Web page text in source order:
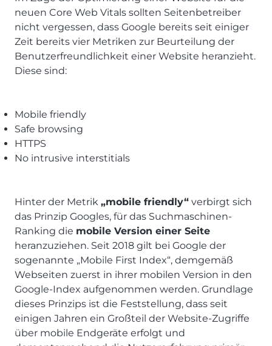
neuen Core Web Vitals sollten Seitenbetreiber
nicht vergessen, dass Google bereits seit einiger
Zeit bereits vier Metriken zur Beurteilung der
Benutzerfreundlichkeit einer Website heranzieht.
Diese sind:
Mobile friendly
Safe browsing
HTTPS
No intrusive interstitials
Hinter der Metrik „mobile friendly“ verbirgt sich
das Prinzip Googles, für das Suchmaschinen-
Ranking die mobile Version einer Seite
heranzuziehen. Seit 2018 gilt bei Google der
sogenannte „Mobile First Index“, demgemäß
Webseiten zuerst in ihrer mobilen Version in den
Google-Index aufgenommen werden. Grundlage
dieses Prinzips ist die Feststellung, dass seit
einigen Jahren ein Großteil der Website-Zugriffe
über mobile Endgeräte erfolgt und